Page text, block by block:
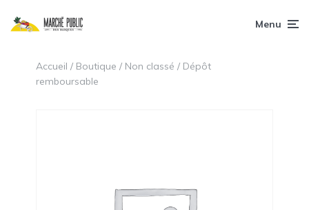
Menu
Accueil / Boutique / Non classé / Dépôt
remboursable